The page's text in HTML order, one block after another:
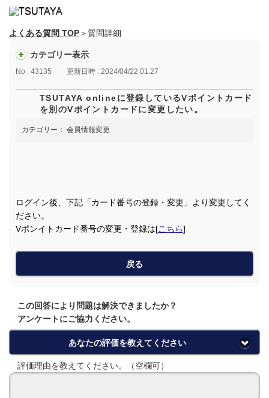
よくある質問 TOP＞質問詳細
カテゴリー表示
No : 43135 更新日時 : 2024/04/22 01:27
TSUTAYA onlineに登録しているVポイントカード
を別のVポイントカードに変更したい。
カテゴリー： 会員情報変更
ログイン後、下記「カード番号の登録・変更」より変更してく
ださい。
Vポンイトカード番号の変更・登録は[こちら]
戻る
この回答により問題は解決できましたか？
アンケートにご協力ください。
あなたの評価を教えてください
評価理由を教えてください。（空欄可）